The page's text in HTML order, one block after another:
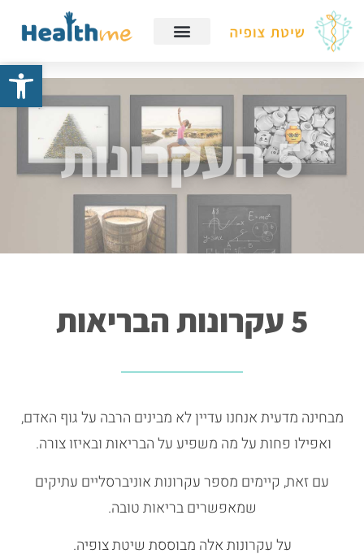
5 העקרונות
5 עקרונות הבריאות
מבחינה מדעית אנחנו עדיין לא מבינים הרבה על גוף האדם,
ואפילו פחות על מה משפיע על הבריאות ובאיזו צורה.
עם זאת, קיימים מספר עקרונות אוניברסליים עתיקים
שמאפשרים בריאות טובה.
על עקרונות אלה מבוססת שיטת צופיה.